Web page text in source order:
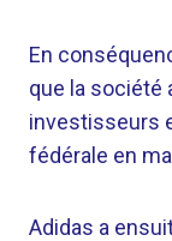
En
que la société
investisseurs
fédérale en
Adidas a